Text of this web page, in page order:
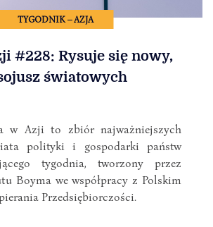
TYGODNIK – AZJA
#228: Rysuje się nowy,
światowych
w Azji to zbiór najważniejszych
polityki i gospodarki państw
tygodnia, tworzony przez
Boyma we współpracy z Polskim
Przedsiębiorczości.